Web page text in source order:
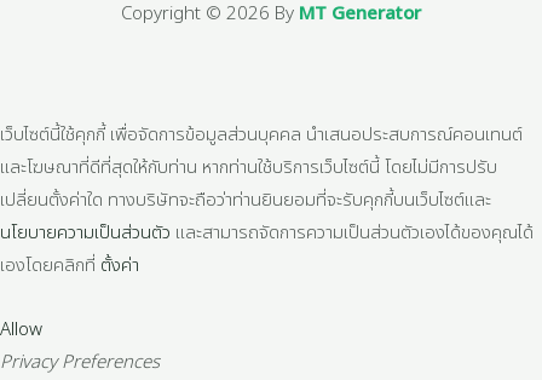
Copyright © 2026 By MT Generator
เว็บไซต์นี้ใช้คุกกี้ เพื่อจัดการข้อมูลส่วนบุคคล นำเสนอประสบการณ์คอนเทนต์
และโฆษณาที่ดีที่สุดให้กับท่าน หากท่านใช้บริการเว็บไซต์นี้ โดยไม่มีการปรับ
เปลี่ยนตั้งค่าใด ทางบริษัทจะถือว่าท่านยินยอมที่จะรับคุกกี้บนเว็บไซต์และ
นโยบายความเป็นส่วนตัว และสามารถจัดการความเป็นส่วนตัวเองได้ของคุณได้
เองโดยคลิกที่ ตั้งค่า
Allow
Privacy Preferences